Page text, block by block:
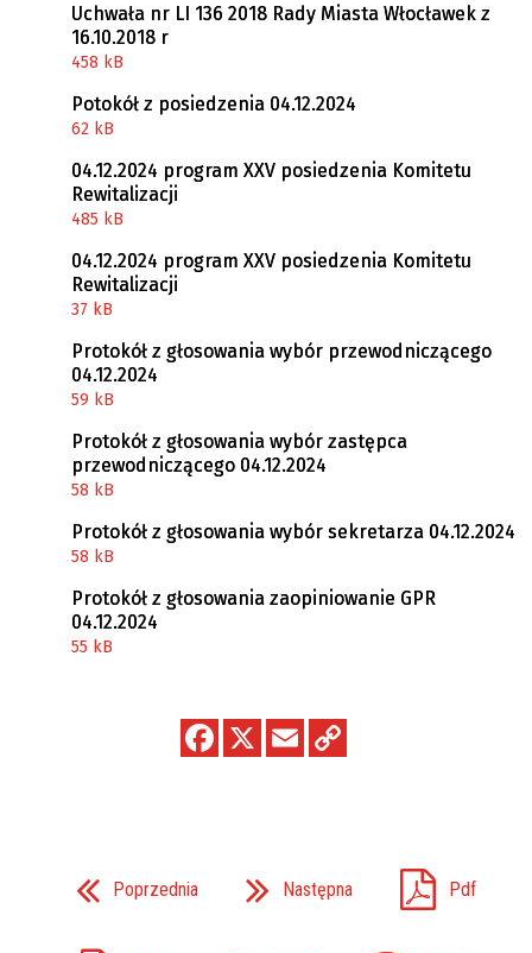
Uchwała nr LI 136 2018 Rady Miasta Włocławek z
16.10.2018 r
458 kB
Potokół z posiedzenia 04.12.2024
62 kB
04.12.2024 program XXV posiedzenia Komitetu
Rewitalizacji
485 kB
04.12.2024 program XXV posiedzenia Komitetu
Rewitalizacji
37 kB
Protokół z głosowania wybór przewodniczącego
04.12.2024
59 kB
Protokół z głosowania wybór zastępca
przewodniczącego 04.12.2024
58 kB
Protokół z głosowania wybór sekretarza 04.12.2024
58 kB
Protokół z głosowania zaopiniowanie GPR
04.12.2024
55 kB
Poprzednia Następna Pdf